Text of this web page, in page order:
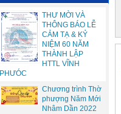
THƯ MỜI VÀ
THÔNG BÁO LỄ
CẢM TẠ & KỶ
NIỆM 60 NĂM
THÀNH LẬP
HTTL VĨNH
PHƯÓC
Chương trình Thờ
phượng Năm Mới
Nhâm Dần 2022